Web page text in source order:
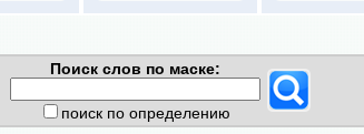
Поиск слов по маске:
поиск по определению